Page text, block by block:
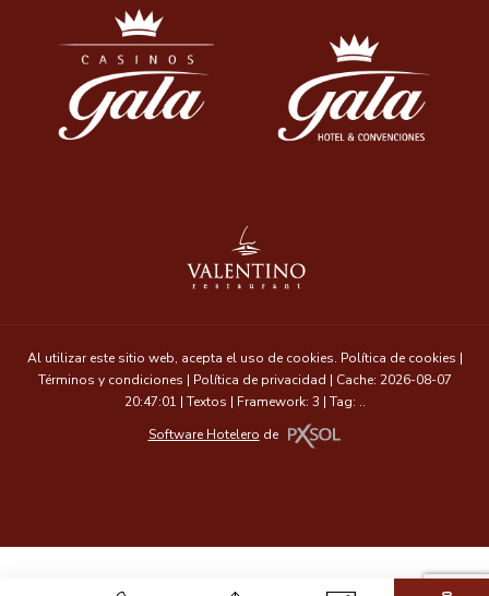
Al utilizar este sitio web, acepta el uso de cookies. Política de cookies |
Términos y condiciones | Política de privacidad | Cache: 2026-08-07
20:47:01 | Textos | Framework: 3 | Tag: ..
Software Hotelero de